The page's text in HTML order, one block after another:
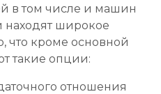
в том числе и машин
находят широкое
что кроме основной
такие опции:
отношения